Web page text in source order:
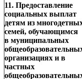
11. Предоставление
социальных выплат
детям из
семей, обучающимся
в муниципальных
организациях и в
частных